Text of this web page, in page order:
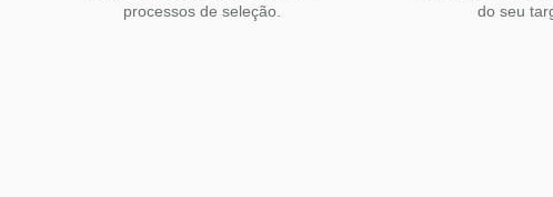
processos de seleção.
do seu